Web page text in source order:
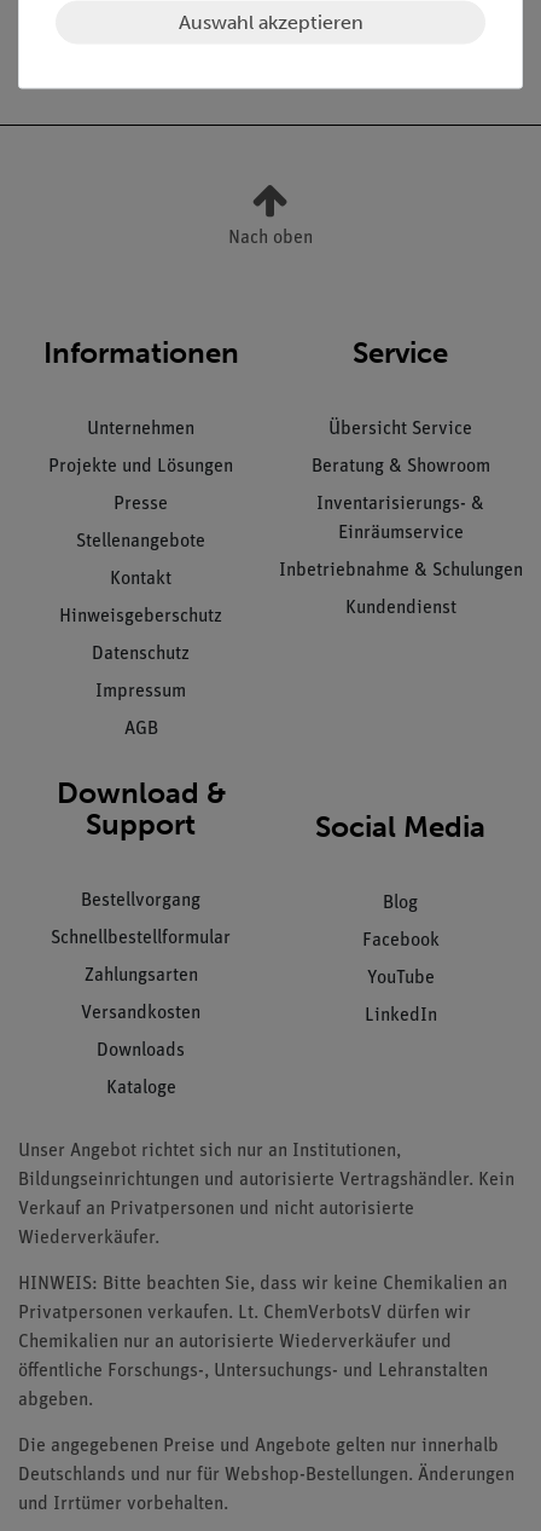
Nach oben
Informationen
Unternehmen
Projekte und Lösungen
Presse
Stellenangebote
Kontakt
Hinweisgeberschutz
Datenschutz
Impressum
AGB
Service
Übersicht Service
Beratung & Showroom
Inventarisierungs- &
Einräumservice
Inbetriebnahme & Schulungen
Kundendienst
Download &
Support
Bestellvorgang
Schnellbestellformular
Zahlungsarten
Versandkosten
Downloads
Kataloge
Social Media
Blog
Facebook
YouTube
LinkedIn
Unser Angebot richtet sich nur an Institutionen,
Bildungseinrichtungen und autorisierte Vertragshändler. Kein
Verkauf an Privatpersonen und nicht autorisierte
Wiederverkäufer.
HINWEIS: Bitte beachten Sie, dass wir keine Chemikalien an
Privatpersonen verkaufen. Lt. ChemVerbotsV dürfen wir
Chemikalien nur an autorisierte Wiederverkäufer und
öffentliche Forschungs-, Untersuchungs- und Lehranstalten
abgeben.
Die angegebenen Preise und Angebote gelten nur innerhalb
Deutschlands und nur für Webshop-Bestellungen. Änderungen
und Irrtümer vorbehalten.
Auswahl akzeptieren